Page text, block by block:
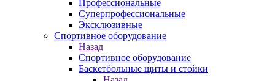
Профессиональные
Суперпрофессиональные
Эксклюзивные
Спортивное оборудование
Назад
Спортивное оборудование
Баскетбольные щиты и стойки